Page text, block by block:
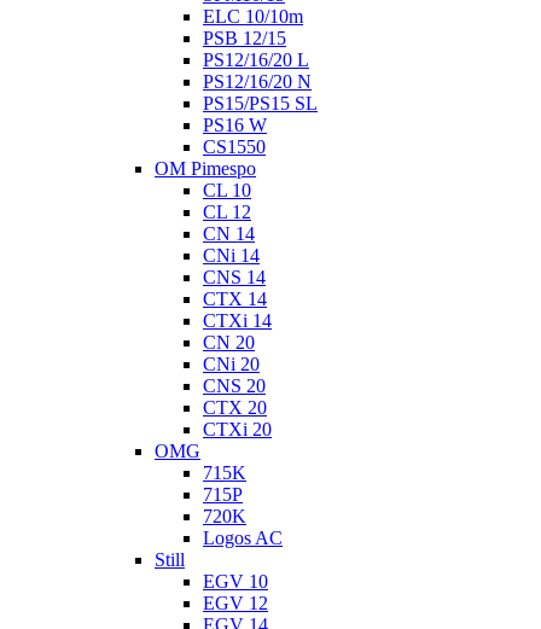
ELC 10/10m
PSB 12/15
PS12/16/20 L
PS12/16/20 N
PS15/PS15 SL
PS16 W
CS1550
OM Pimespo
CL 10
CL 12
CN 14
CNi 14
CNS 14
CTX 14
CTXi 14
CN 20
CNi 20
CNS 20
CTX 20
CTXi 20
OMG
715K
715P
720K
Logos AC
Still
EGV 10
EGV 12
EGV 14